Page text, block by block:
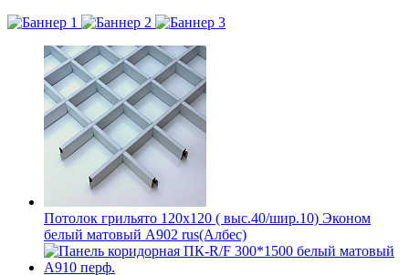
Потолок грильято 120х120 ( выс.40/шир.10) Эконом
белый матовый А902 rus(Албес)